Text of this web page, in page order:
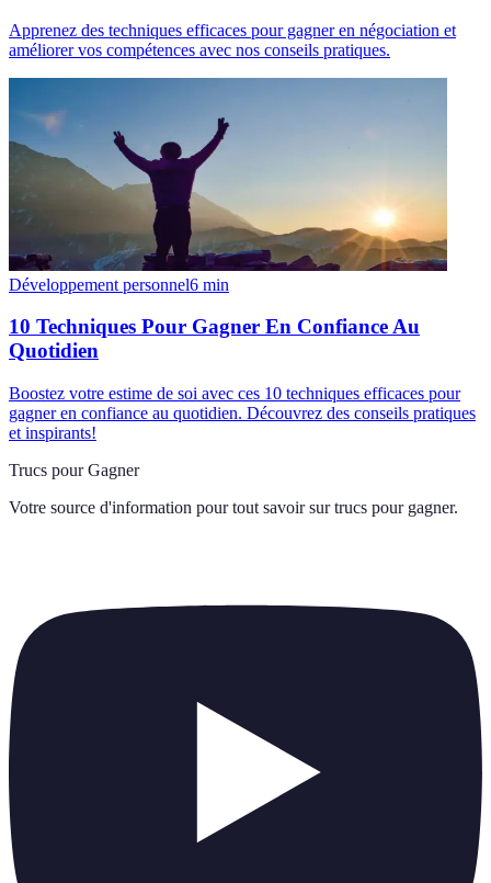
Apprenez des techniques efficaces pour gagner en négociation et
améliorer vos compétences avec nos conseils pratiques.
Développement personnel6 min
10 Techniques Pour Gagner En Confiance Au
Quotidien
Boostez votre estime de soi avec ces 10 techniques efficaces pour
gagner en confiance au quotidien. Découvrez des conseils pratiques
et inspirants!
Trucs pour Gagner
Votre source d'information pour tout savoir sur trucs pour gagner.